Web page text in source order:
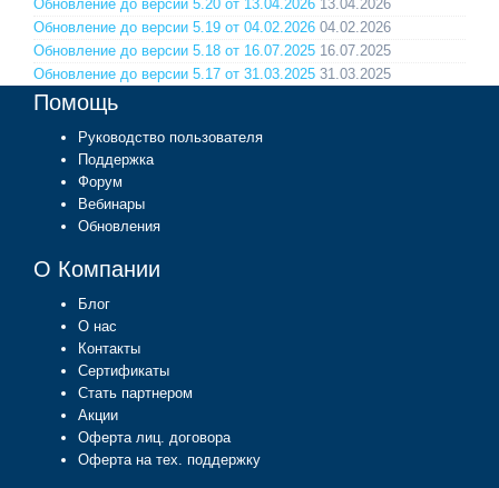
Обновление до версии 5.20 от 13.04.2026 13.04.2026
Обновление до версии 5.19 от 04.02.2026 04.02.2026
Обновление до версии 5.18 от 16.07.2025 16.07.2025
Обновление до версии 5.17 от 31.03.2025 31.03.2025
Помощь
Руководство пользователя
Поддержка
Форум
Вебинары
Обновления
О Компании
Блог
О нас
Контакты
Сертификаты
Стать партнером
Акции
Оферта лиц. договора
Оферта на тех. поддержку